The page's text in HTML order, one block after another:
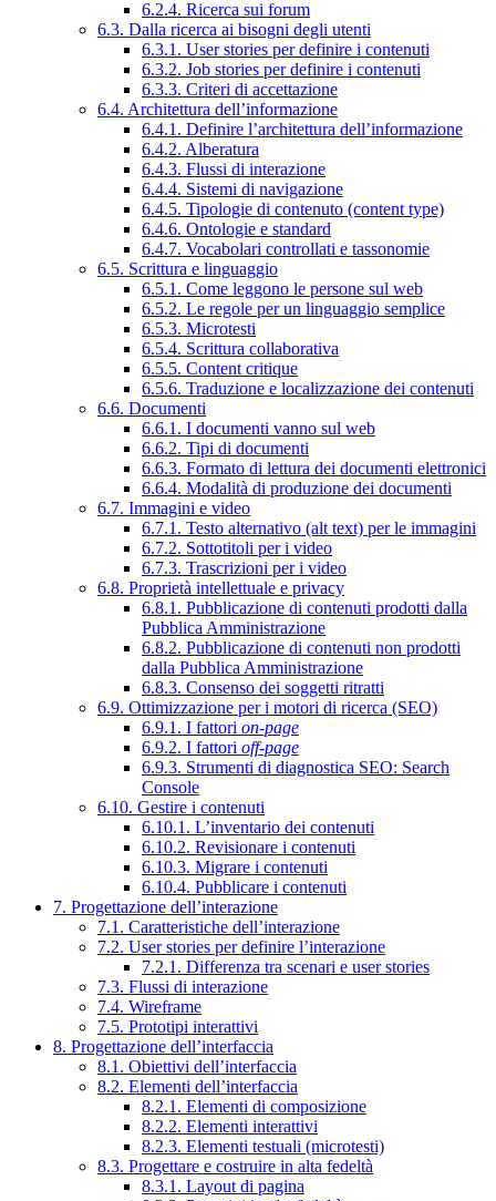
6.2.4. Ricerca sui forum
6.3. Dalla ricerca ai bisogni degli utenti
6.3.1. User stories per definire i contenuti
6.3.2. Job stories per definire i contenuti
6.3.3. Criteri di accettazione
6.4. Architettura dell’informazione
6.4.1. Definire l’architettura dell’informazione
6.4.2. Alberatura
6.4.3. Flussi di interazione
6.4.4. Sistemi di navigazione
6.4.5. Tipologie di contenuto (content type)
6.4.6. Ontologie e standard
6.4.7. Vocabolari controllati e tassonomie
6.5. Scrittura e linguaggio
6.5.1. Come leggono le persone sul web
6.5.2. Le regole per un linguaggio semplice
6.5.3. Microtesti
6.5.4. Scrittura collaborativa
6.5.5. Content critique
6.5.6. Traduzione e localizzazione dei contenuti
6.6. Documenti
6.6.1. I documenti vanno sul web
6.6.2. Tipi di documenti
6.6.3. Formato di lettura dei documenti elettronici
6.6.4. Modalità di produzione dei documenti
6.7. Immagini e video
6.7.1. Testo alternativo (alt text) per le immagini
6.7.2. Sottotitoli per i video
6.7.3. Trascrizioni per i video
6.8. Proprietà intellettuale e privacy
6.8.1. Pubblicazione di contenuti prodotti dalla
Pubblica Amministrazione
6.8.2. Pubblicazione di contenuti non prodotti
dalla Pubblica Amministrazione
6.8.3. Consenso dei soggetti ritratti
6.9. Ottimizzazione per i motori di ricerca (SEO)
6.9.1. I fattori on-page
6.9.2. I fattori off-page
6.9.3. Strumenti di diagnostica SEO: Search
Console
6.10. Gestire i contenuti
6.10.1. L’inventario dei contenuti
6.10.2. Revisionare i contenuti
6.10.3. Migrare i contenuti
6.10.4. Pubblicare i contenuti
7. Progettazione dell’interazione
7.1. Caratteristiche dell’interazione
7.2. User stories per definire l’interazione
7.2.1. Differenza tra scenari e user stories
7.3. Flussi di interazione
7.4. Wireframe
7.5. Prototipi interattivi
8. Progettazione dell’interfaccia
8.1. Obiettivi dell’interfaccia
8.2. Elementi dell’interfaccia
8.2.1. Elementi di composizione
8.2.2. Elementi interattivi
8.2.3. Elementi testuali (microtesti)
8.3. Progettare e costruire in alta fedeltà
8.3.1. Layout di pagina